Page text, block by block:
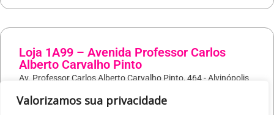
Valorizamos sua privacidade
Loja 1A99 – Avenida Professor Carlos
Alberto Carvalho Pinto
Av. Professor Carlos Alberto Carvalho Pinto, 464 - Alvinópolis
Atibaia/SP